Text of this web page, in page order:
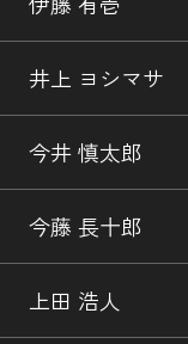
井上 ヨシマサ
今井 慎太郎
今藤 長十郎
上田 浩人